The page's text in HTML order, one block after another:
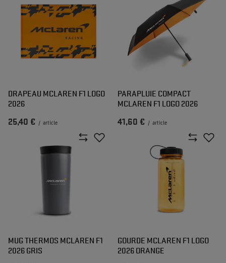
DRAPEAU MCLAREN F1 LOGO
2026
25,40 € / article
PARAPLUIE COMPACT
MCLAREN F1 LOGO 2026
41,60 € / article
MUG THERMOS MCLAREN F1
2026 GRIS
GOURDE MCLAREN F1 LOGO
2026 ORANGE